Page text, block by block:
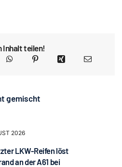
Inhalt teilen!
gemischt
2026
LKW-Reifen löst
an der A61 bei